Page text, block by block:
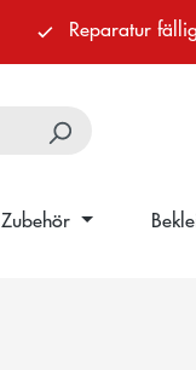
Reparatur
Zubehör